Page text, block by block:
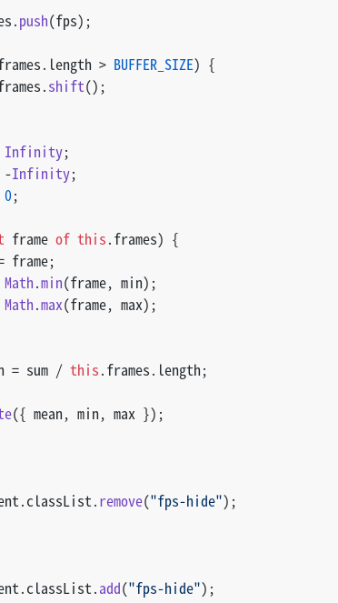
.push(fps);
. length > BUFFER_SIZE) {
.shift();
Infinity;
-Infinity;
0;
frame of this.frames) {
frame;
Math.min(frame, min);
Math.max(frame, max);
= sum / this.frames. length;
({ mean, min, max });
.classList.remove("fps-hide");
.classList.add("fps-hide");